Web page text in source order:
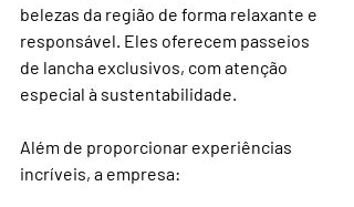
belezas da região de forma relaxante e
responsável. Eles oferecem passeios
de lancha exclusivos, com atenção
especial à sustentabilidade.
Além de proporcionar experiências
incríveis, a empresa: